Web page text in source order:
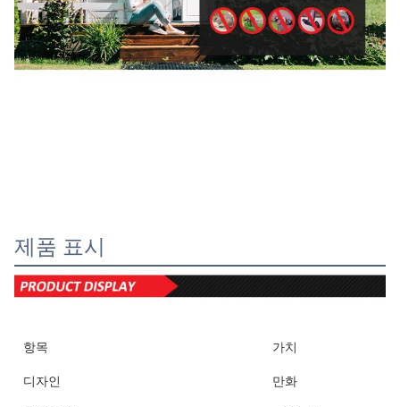
제품 표시
항목 가치
디자인 만화